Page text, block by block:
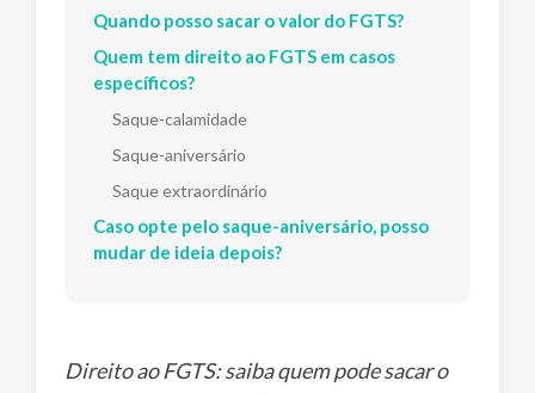
Quando posso sacar o valor do FGTS?
Quem tem direito ao FGTS em casos
específicos?
Saque-calamidade
Saque-aniversário
Saque extraordinário
Caso opte pelo saque-aniversário, posso
mudar de ideia depois?
Direito ao FGTS: saiba quem pode sacar o